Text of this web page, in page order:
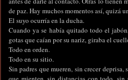
de paz. Hay muchos momentos así, quizá
El suyo ocurría en la ducha.
Cuando ya se había quitado todo el
gotas que caían por su nariz, giraba el
Todo en orden.
Todo en su sitio.
Sin padres que mueren, sin crecer